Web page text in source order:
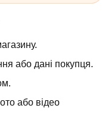
або дані покупця.
або відео